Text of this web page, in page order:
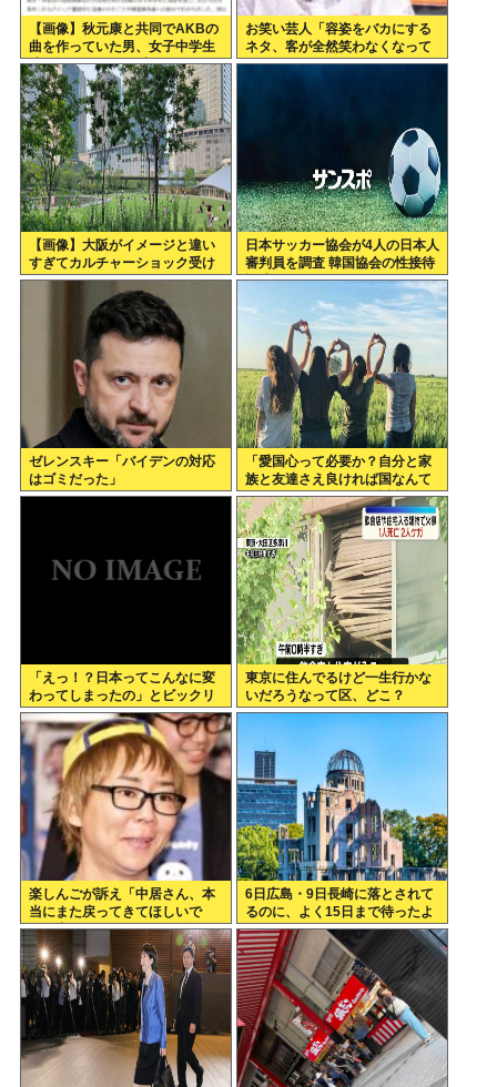
【画像】秋元康と共同でAKBの
曲を作っていた男、女子中学生
達と撮影した1700点のAVをネ
ットで販売していたwww
お笑い芸人「容姿をバカにする
ネタ、客が全然笑わなくなって
きた」
【画像】大阪がイメージと違い
すぎてカルチャーショック受け
てる
日本サッカー協会が4人の日本人
審判員を調査 韓国協会の性接待
疑惑で
ゼレンスキー「バイデンの対応
はゴミだった」
「愛国心って必要か？自分と家
族と友達さえ良ければ国なんて
どうでもいいじゃん。近所のコ
ンビニの方がまだ大切だわ」7万
いいね
「えっ！？日本ってこんなに変
わってしまったの」とビックリ
したこと
東京に住んでるけど一生行かな
いだろうなって区、どこ？
楽しんごが訴え「中居さん、本
当にまた戻ってきてほしいで
す。中居さんいないテレビ
は…」
6日広島・9日長崎に落とされて
るのに、よく15日まで待ったよ
な